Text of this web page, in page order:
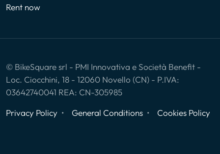
Rent now
© BikeSquare srl - PMI Innovativa e Società Benefit -
Loc. Ciocchini, 18 - 12060 Novello (CN) - P.IVA:
03642740041 REA: CN-305985
Privacy Policy
General Conditions Cookies Policy